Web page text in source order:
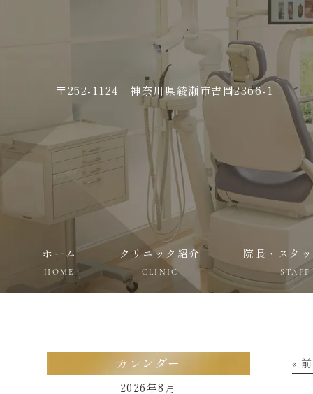
〒252-1124 神奈川県綾瀬市吉岡2366-1
ホーム
HOME
クリニック紹介
CLINIC
院長・スタ
STAFF
«
カレンダー
2026年8月